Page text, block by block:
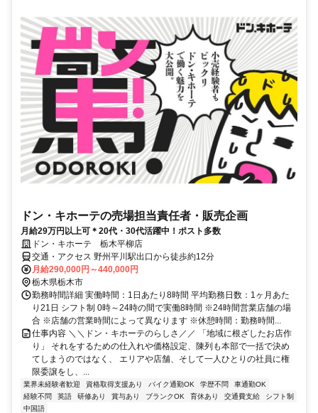
ドン・キホーテの売場担当責任者・販売企画
月給29万円以上可＊20代・30代活躍中！ポスト多数
ドン・キホーテ 栃木平柳店
交通・アクセス 野州平川駅出口から徒歩約12分
月給290,000円～440,000円
栃木県栃木市
勤務時間詳細 実働時間：1日あたり8時間 平均勤務日数：1ヶ月あた
り21日 シフト制 0時～24時の間で実働8時間 ※24時間営業店舗の場
合 ※店舗の営業時間によって異なります ※休憩時間：勤務時間...
仕事内容 ＼＼ドン・キホーテのらしさ／／ 「地域に根ざしたお店作
り」 それをするための仕入れや価格設定、陳列も本部で一括で決め
てしまうのではなく、 エリアや店舗、そして一人ひとりの社員に権
限委譲をし、...
業界未経験者歓迎 資格取得支援あり バイク通勤OK 学歴不問
車通勤OK
経験不問
英語 研修あり 賞与あり ブランクOK 育休あり 交通費支給
シフト制
中国語